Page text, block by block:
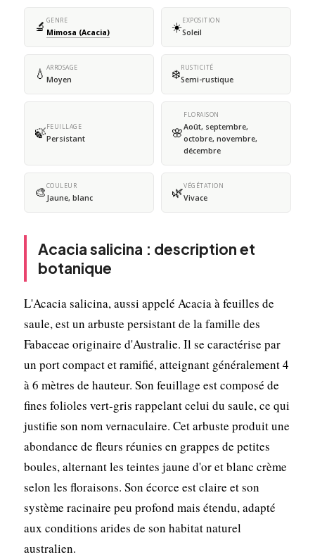
🔬 GENRE
Mimosa (Acacia) ☀️EXPOSITION
Soleil
💧 ARROSAGE
Moyen ❄️RUSTICITÉ
Semi-rustique
🍃FEUILLAGE
Persistant 🌸
FLORAISON
Août, septembre,
octobre, novembre,
décembre
🎨COULEUR
Jaune, blanc 🌿VÉGÉTATION
Vivace
Acacia salicina : description et
botanique
L'Acacia salicina, aussi appelé Acacia à feuilles de
saule, est un arbuste persistant de la famille des
Fabaceae originaire d'Australie. Il se caractérise par
un port compact et ramifié, atteignant généralement 4
à 6 mètres de hauteur. Son feuillage est composé de
fines folioles vert-gris rappelant celui du saule, ce qui
justifie son nom vernaculaire. Cet arbuste produit une
abondance de fleurs réunies en grappes de petites
boules, alternant les teintes jaune d'or et blanc crème
selon les floraisons. Son écorce est claire et son
système racinaire peu profond mais étendu, adapté
aux conditions arides de son habitat naturel
australien.